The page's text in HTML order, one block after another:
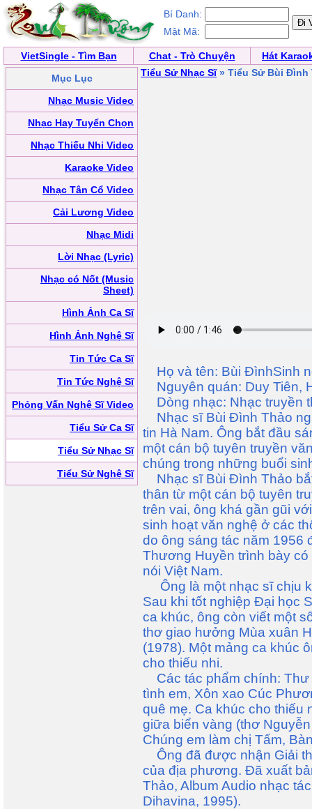
Bí Danh:
Mật Mã:
VietSingle - Tìm Bạn Chat - Trò Chuyện
Hát
Mục Lục
Nhạc Music Video
Nhạc Hay Tuyển Chọn
Nhạc Thiếu Nhi Video
Karaoke Video
Nhạc Tân Cổ Video
Cải Lương Video
Nhạc Midi
Lời Nhạc (Lyric)
Nhạc có Nốt (Music
Sheet)
Hình Ảnh Ca Sĩ
Hình Ảnh Nghệ Sĩ
Tin Tức Ca Sĩ
Tin Tức Nghệ Sĩ
Phỏng Vấn Nghệ Sĩ Video
Tiểu Sử Ca Sĩ
Tiểu Sử Nhạc Sĩ
Tiểu Sử Nghệ Sĩ
Tiểu Sử Nhạc Sĩ» Tiểu Sử Bùi Đình
Họ và tên: Bùi ĐìnhSinh
Nguyên quán: Duy Tiên,
Dòng nhạc: Nhạc truyền
Nhạc sĩ Bùi Đình Thảo
tin Hà Nam. Ông bắt đầu
một cán bộ tuyên truyền
chúng trong những buổi
Nhạc sĩ Bùi Đình Thảo
thân từ một cán bộ tuyên
trên vai, ông khá gần gũi
sinh hoạt văn nghệ ở các
do ông sáng tác năm 1956
Thương Huyền trình bày
nói Việt Nam.
Ông là một nhạc sĩ chịu
Sau khi tốt nghiệp Đại học
ca khúc, ông còn viết một
thơ giao hưởng Mùa xuân
(1978). Một mảng ca khúc
cho thiếu nhi.
Các tác phẩm chính: Thư
tình em, Xôn xao Cúc
quê mẹ. Ca khúc cho thiếu
giữa biển vàng (thơ
Chúng em làm chị Tấm,
Ông đã được nhận Giải
của địa phương. Đã xuất
Thảo, Album Audio nhạc
Dihavina, 1995).